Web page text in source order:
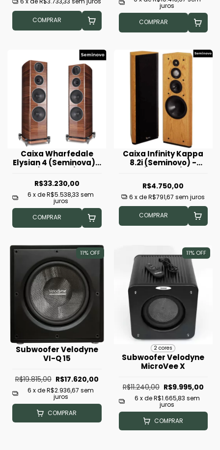
COMPRAR
juros
COMPRAR
Caixa Wharfedale
Elysian 4 (Seminova) -
R$33.230,00
6 x deR$5.538,33 sem
juros
COMPRAR
Caixa Infinity Kappa
8.2i (Seminovo) -
R$4.750,00
6 x deR$791,67 sem juros
COMPRAR
11% OFF
Subwoofer Velodyne
VI-Q 15
R$19.815,00 R$17.620,00
6 x deR$2.936,67 sem
juros
COMPRAR
11% OFF
2 cores
Subwoofer Velodyne
MicroVee X
R$11.240,00 R$9.995,00
6 x deR$1.665,83 sem
juros
COMPRAR